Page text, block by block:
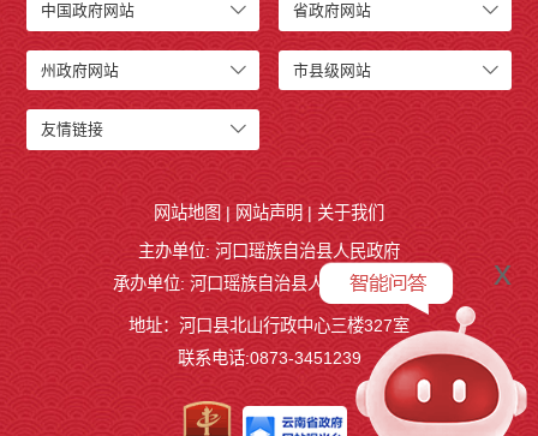
中国政府网站 省政府网站
州政府网站 市县级网站
友情链接
网站地图 | 网站声明 | 关于我们
主办单位: 河口瑶族自治县人民政府
承办单位: 河口瑶族自治县人民政府办公室
地址：河口县北山行政中心三楼327室
联系电话:0873-3451239
x